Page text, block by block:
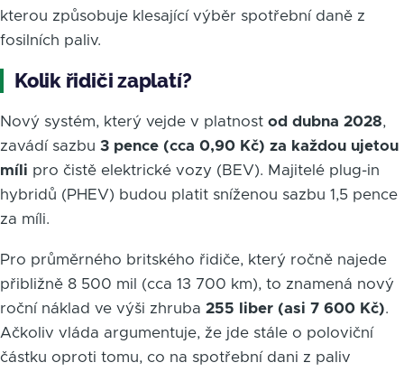
kterou způsobuje klesající výběr spotřební daně z
fosilních paliv.
Kolik řidiči zaplatí?
Nový systém, který vejde v platnost od dubna 2028,
zavádí sazbu 3 pence (cca 0,90 Kč) za každou ujetou
míli pro čistě elektrické vozy (BEV). Majitelé plug-in
hybridů (PHEV) budou platit sníženou sazbu 1,5 pence
za míli.
Pro průměrného britského řidiče, který ročně najede
přibližně 8 500 mil (cca 13 700 km), to znamená nový
roční náklad ve výši zhruba 255 liber (asi 7 600 Kč).
Ačkoliv vláda argumentuje, že jde stále o poloviční
částku oproti tomu, co na spotřební dani z paliv